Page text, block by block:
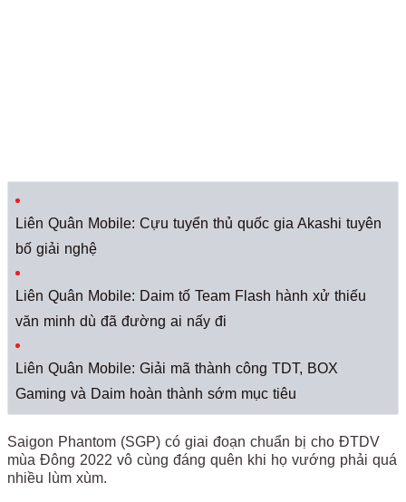
Liên Quân Mobile: Cựu tuyển thủ quốc gia Akashi tuyên
bố giải nghệ
Liên Quân Mobile: Daim tố Team Flash hành xử thiếu
văn minh dù đã đường ai nấy đi
Liên Quân Mobile: Giải mã thành công TDT, BOX
Gaming và Daim hoàn thành sớm mục tiêu
Saigon Phantom (SGP) có giai đoạn chuẩn bị cho ĐTDV
mùa Đông 2022 vô cùng đáng quên khi họ vướng phải quá
nhiều lùm xùm.